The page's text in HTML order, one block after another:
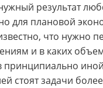
результат
для плановой
что нужно
и в каких
стоят задачи